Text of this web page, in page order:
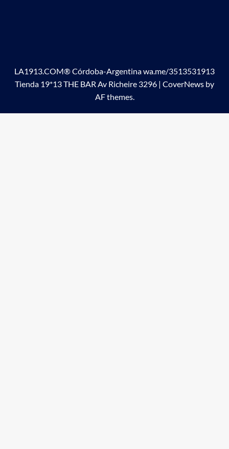
LA1913.COM® Córdoba-Argentina wa.me/3513531913
Tienda 19*13 THE BAR Av Richeire 3296 | CoverNews by
AF themes.